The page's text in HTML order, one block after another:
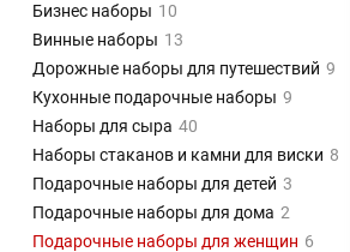
Бизнес наборы 10
Винные наборы 13
Дорожные наборы для путешествий 9
Кухонные подарочные наборы 9
Наборы для сыра 40
Наборы стаканов и камни для виски 8
Подарочные наборы для детей 3
Подарочные наборы для дома 2
Подарочные наборы для женщин 6